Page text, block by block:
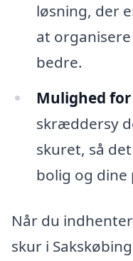
løsning, der
at
bedre.
Mulighed
skræddersy
skuret, så
bolig og dine
Når du
skur i